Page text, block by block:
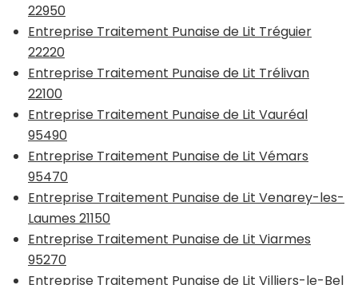
22950
Entreprise Traitement Punaise de Lit Tréguier
22220
Entreprise Traitement Punaise de Lit Trélivan
22100
Entreprise Traitement Punaise de Lit Vauréal
95490
Entreprise Traitement Punaise de Lit Vémars
95470
Entreprise Traitement Punaise de Lit Venarey-les-
Laumes 21150
Entreprise Traitement Punaise de Lit Viarmes
95270
Entreprise Traitement Punaise de Lit Villiers-le-Bel